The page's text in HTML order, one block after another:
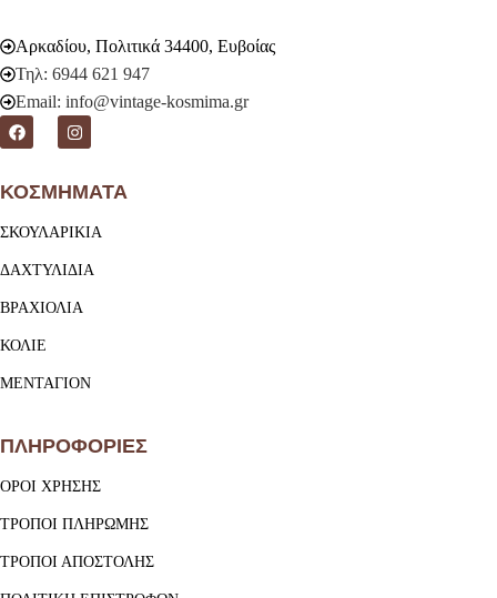
Αρκαδίου, Πολιτικά 34400, Ευβοίας
Τηλ: 6944 621 947
Email: info@vintage-kosmima.gr
ΚΟΣΜΗΜΑΤΑ
ΣΚΟΥΛΑΡΙΚΙΑ
ΔΑΧΤΥΛΙΔΙΑ
ΒΡΑΧΙΟΛΙΑ
ΚΟΛΙΕ
ΜΕΝΤΑΓΙΟΝ
ΠΛΗΡΟΦΟΡΙΕΣ
ΟΡΟΙ ΧΡΗΣΗΣ
ΤΡΟΠΟΙ ΠΛΗΡΩΜΗΣ
ΤΡΟΠΟΙ ΑΠΟΣΤΟΛΗΣ